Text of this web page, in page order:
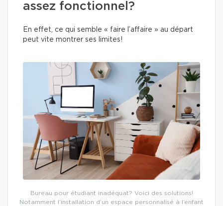
assez fonctionnel?
En effet, ce qui semble « faire l’affaire » au départ
peut vite montrer ses limites!
Bureau pour étudiant inadéquat? Voici des solutions!
Notamment l’installation d’un espace personnalisé à l’enfant